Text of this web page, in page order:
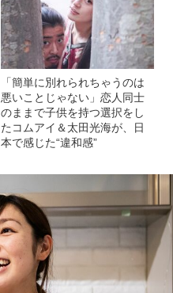
「簡単に別れられちゃうのは
悪いことじゃない」恋人同士
のままで子供を持つ選択をし
たコムアイ＆太田光海が、日
本で感じた“違和感”